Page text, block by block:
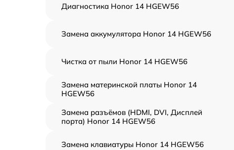
Диагностика Honor 14 HGEW56
Замена аккумулятора Honor 14 HGEW56
Чистка от пыли Honor 14 HGEW56
Замена материнской платы Honor 14
HGEW56
Замена разъёмов (HDMI, DVI, Дисплей
порта) Honor 14 HGEW56
Замена клавиатуры Honor 14 HGEW56